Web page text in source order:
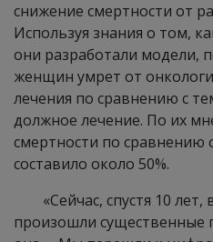
снижение смертности от
Используя знания о том,
они разработали модели,
женщин умрет от
лечения по сравнению с
должное лечение. По их
смертности по сравнению
составило около 50%.
«Сейчас, спустя 10 лет,
произошли существенные